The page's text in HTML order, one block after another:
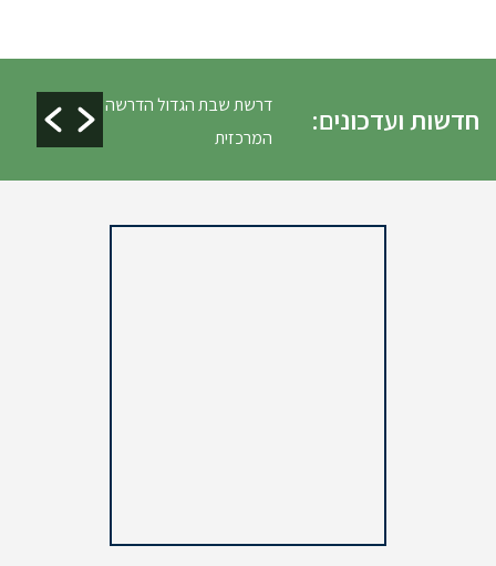
חדשות ועדכונים:
דרשת שבת הגדול הדרשה
המרכזית